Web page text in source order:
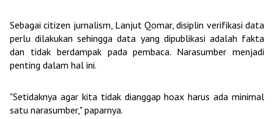
Sebagai citizen jurnalism, Lanjut Qomar,disiplin verifikasi data
perlu dilakukan sehingga data yang dipublikasi adalah fakta
dan tidak berdampak pada pembaca. Narasumber menjadi
penting dalam hal ini.
"Setidaknya agar kita tidak dianggap hoax harus ada minimal
satu narasumber," paparnya.